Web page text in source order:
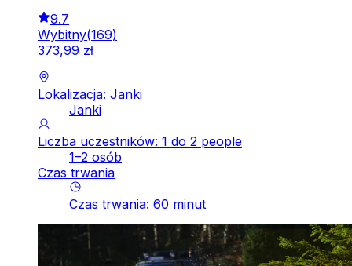
9.7
Wybitny(169)
373,99 zł
Lokalizacja: Janki
Janki
Liczba uczestników: 1 do 2 people
1–2 osób
Czas trwania
Czas trwania: 60 minut